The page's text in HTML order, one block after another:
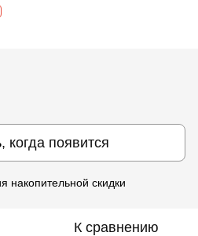
когда появится
накопительной скидки
К сравнению